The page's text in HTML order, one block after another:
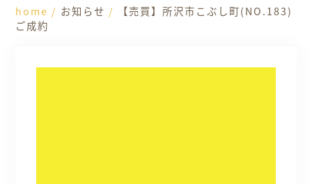
home / お知らせ /
【売買】所沢市こぶし町(NO.183)
ご成約